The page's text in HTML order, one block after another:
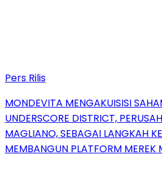
Pers Rilis
MONDEVITA MENGAKUISISI
UNDERSCORE DISTRICT,
MAGLIANO, SEBAGAI LANGKAH
MEMBANGUN PLATFORM MEREK